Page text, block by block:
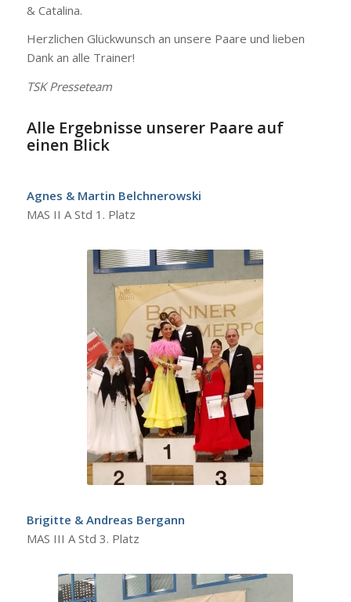
& Catalina.
Herzlichen Glückwunsch an unsere Paare und lieben
Dank an alle Trainer!
TSK Presseteam
Alle Ergebnisse unserer Paare auf
einen Blick
Agnes & Martin Belchnerowski
MAS II A Std 1. Platz
Brigitte & Andreas Bergann
MAS III A Std 3. Platz